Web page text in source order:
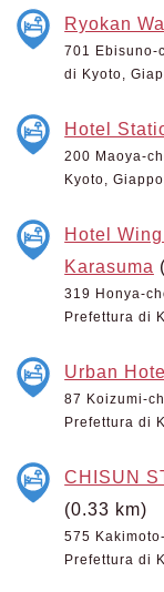
Ryokan
701 Ebisuno-
di Kyoto,
Hotel
200 Maoya-
Kyoto,
Hotel
Karasuma
319 Honya-
Prefettura di
Urban
87 Koizumi-
Prefettura di
CHISUN
(0.33 km)
575
Prefettura di